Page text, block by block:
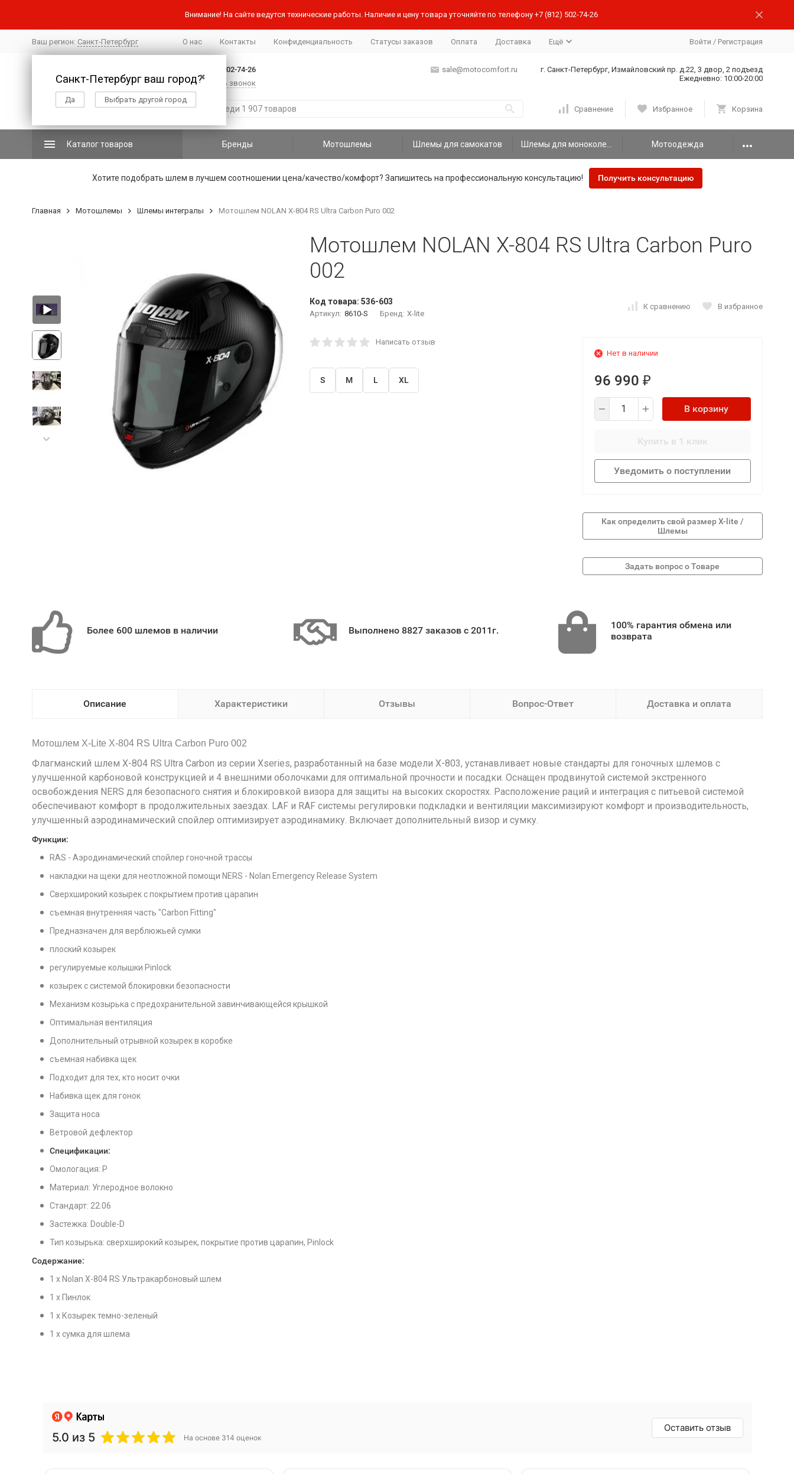
Внимание! На сайте ведутся технические работы. Наличие и цену товара уточняйте по телефону +7 (812) 502-74-26
Ваш регион: Санкт-Петербург
✖
Санкт-Петербург ваш город?
Да Выбрать другой город
О нас Контакты Конфиденциальность Статусы заказов Оплата Доставка Ещё Войти / Регистрация
+7 (812) 502-74-26
Заказать звонок
sale@motocomfort.ru
г. Санкт-Петербург, Измайловский пр. д.22, 3 двор, 2 подъезд
Ежедневно: 10:00-20:00
Сравнение Избранное Корзина
Каталог товаров Бренды Мотошлемы Шлемы для самокатов Мотоодежда
Хотите подобрать шлем в лучшем соотношении цена/качество/комфорт? Запишитесь на профессиональную консультацию! Получить консультацию
Главная Мотошлемы Шлемы интегралы Мотошлем NOLAN X-804 RS Ultra Carbon Puro 002
Мотошлем NOLAN X-804 RS Ultra Carbon Puro
002
Код товара: 536-603
Артикул: 8610-S Бренд: X-lite
К сравнению В избранное
Написать отзыв
S M L XL
Нет в наличии
96 990 ₽
В корзину
Купить в 1 клик
Уведомить о поступлении
Как определить свой размер X-lite /
Шлемы
Более 600 шлемов в наличии Выполнено 8827 заказов с 2011г.
100% гарантия обмена или
возврата
Описание Характеристики Отзывы Вопрос-Ответ Доставка и оплата
Мотошлем X-Lite X-804 RS Ultra Carbon Puro 002
Флагманский шлем X-804 RS Ultra Carbon из серии Xseries, разработанный на базе модели X-803, устанавливает новые стандарты для гоночных шлемов с
улучшенной карбоновой конструкцией и 4 внешними оболочками для оптимальной прочности и посадки. Оснащен продвинутой системой экстренного
освобождения NERS для безопасного снятия и блокировкой визора для защиты на высоких скоростях. Расположение раций и интеграция с питьевой системой
обеспечивают комфорт в продолжительных заездах. LAF и RAF системы регулировки подкладки и вентиляции максимизируют комфорт и производительность,
улучшенный аэродинамический спойлер оптимизирует аэродинамику. Включает дополнительный визор и сумку.
Функции:
RAS - Аэродинамический спойлер гоночной трассы
накладки на щеки для неотложной помощи NERS - Nolan Emergency Release System
Сверхширокий козырек с покрытием против царапин
съемная внутренняя часть "Carbon Fitting"
Предназначен для верблюжьей сумки
плоский козырек
регулируемые колышки Pinlock
козырек с системой блокировки безопасности
Механизм козырька с предохранительной завинчивающейся крышкой
Оптимальная вентиляция
Дополнительный отрывной козырек в коробке
съемная набивка щек
Подходит для тех, кто носит очки
Набивка щек для гонок
Защита носа
Ветровой дефлектор
Спецификации:
Омологация: P
Материал: Углеродное волокно
Стандарт: 22.06
Застежка: Double-D
Тип козырька: сверхширокий козырек, покрытие против царапин, Pinlock
Содержание:
1 x Nolan X-804 RS Ультракарбоновый шлем
1 х Пинлок
1 х Козырек темно-зеленый
1 х сумка для шлема